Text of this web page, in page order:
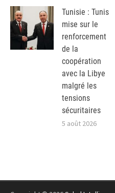
Tunisie : Tunis
mise sur le
renforcement
de la
coopération
avec la Libye
malgré les
tensions
sécuritaires
5 août 2026